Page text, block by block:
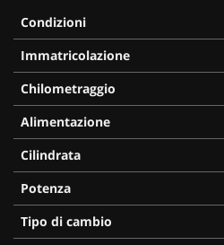
Condizioni
Immatricolazione
Chilometraggio
Alimentazione
Cilindrata
Potenza
Tipo di cambio